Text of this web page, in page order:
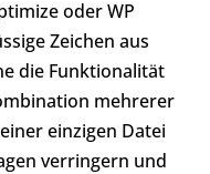
oder WP
Zeichen aus
die Funktionalität
mehrerer
einzigen Datei
verringern und